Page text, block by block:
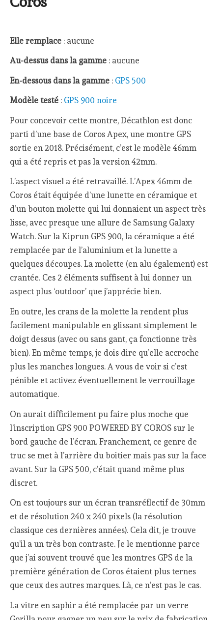
Elle remplace : aucune
Au-dessus dans la gamme : aucune
En-dessous dans la gamme : GPS 500
Modèle testé : GPS 900 noire
Pour concevoir cette montre, Décathlon est donc
parti d’une base de Coros Apex, une montre GPS
sortie en 2018. Précisément, c’est le modèle 46mm
qui a été repris et pas la version 42mm.
L’aspect visuel a été retravaillé. L’Apex 46mm de
Coros était équipée d’une lunette en céramique et
d’un bouton molette qui lui donnaient un aspect très
lisse, avec presque une allure de Samsung Galaxy
Watch. Sur la Kiprun GPS 900, la céramique a été
remplacée par de l’aluminium et la lunette a
quelques découpes. La molette (en alu également) est
crantée. Ces 2 éléments suffisent à lui donner un
aspect plus ‘outdoor’ que j’apprécie bien.
En outre, les crans de la molette la rendent plus
facilement manipulable en glissant simplement le
doigt dessus (avec ou sans gant, ça fonctionne très
bien). En même temps, je dois dire qu’elle accroche
plus les manches longues. A vous de voir si c’est
pénible et activez éventuellement le verrouillage
automatique.
On aurait difficilement pu faire plus moche que
l’inscription GPS 900 POWERED BY COROS sur le
bord gauche de l’écran. Franchement, ce genre de
truc se met à l’arrière du boitier mais pas sur la face
avant. Sur la GPS 500, c’était quand même plus
discret.
On est toujours sur un écran transréflectif de 30mm
et de résolution 240 x 240 pixels (la résolution
classique ces dernières années). Cela dit, je trouve
qu’il a un très bon contraste. Je le mentionne parce
que j’ai souvent trouvé que les montres GPS de la
première génération de Coros étaient plus ternes
que ceux des autres marques. Là, ce n’est pas le cas.
La vitre en saphir a été remplacée par un verre